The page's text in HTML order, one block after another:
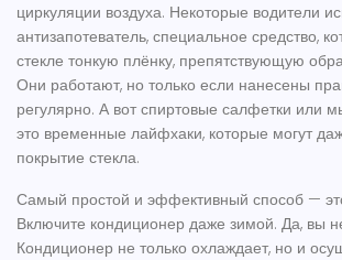
циркуляции воздуха. Некоторые водители
антизапотеватель, специальное средство,
стекле тонкую плёнку, препятствующую
Они работают, но только если нанесены
регулярно. А вот спиртовые салфетки или
это временные лайфхаки, которые могут
покрытие стекла.
Самый простой и эффективный способ —
Включите кондиционер даже зимой. Да, вы
Кондиционер не только охлаждает, но и